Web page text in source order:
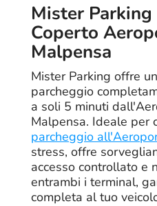
Mister
Coperto
Malpensa
Mister Parking offre
parcheggio
a soli 5 minuti
Malpensa. Ideale per
parcheggio
stress, offre
accesso controllato e
entrambi i terminal,
completa al tuo